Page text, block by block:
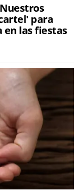
para
las fiestas